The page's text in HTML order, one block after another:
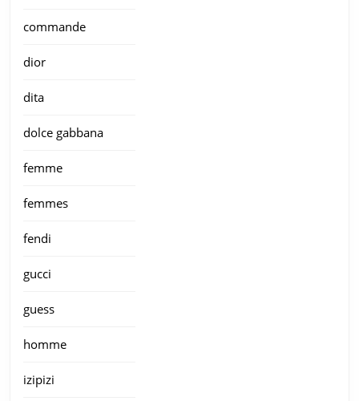
commande
dior
dita
dolce gabbana
femme
femmes
fendi
gucci
guess
homme
izipizi